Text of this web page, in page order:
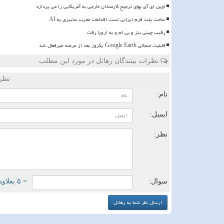
اوپن ای آی بهای ترجیح کارمندان خارجی به آمریکایی را می پردازد
ساخت پلت فرم ایرانی تست اقدامات مخرب سایبری به AI
رقیب چینی بنز و بی ام و به اروپا رفت
قابلیت جنجالی Google Earth یکروز بعد از عرضه غیرفعال شد
نظرات بینندگان رهاتل در مورد این مطلب
نام:
ایمیل:
نظر:
سوال: = ۵ بعلاوه ۳